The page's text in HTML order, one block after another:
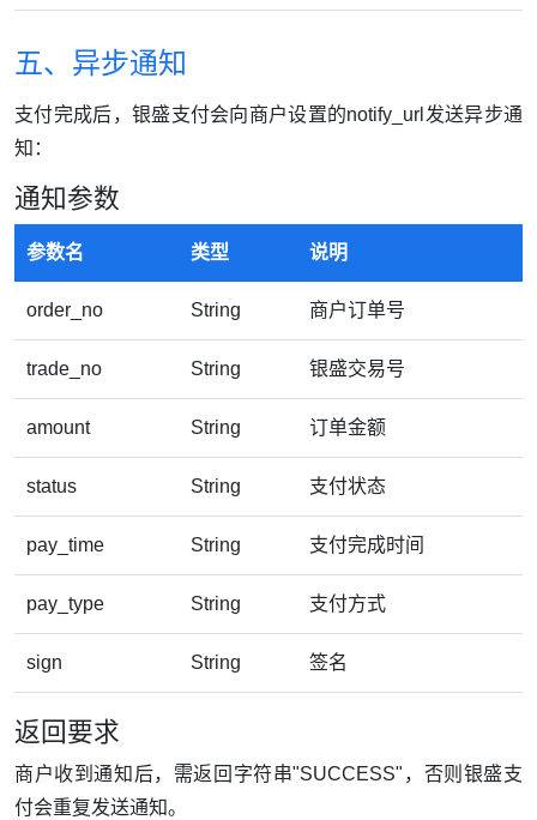
五、异步通知
支付完成后，银盛支付会向商户设置的notify_url发送异步通
知：
通知参数
参数名 类型 说明
order_no String 商户订单号
trade_no String 银盛交易号
amount String 订单金额
status String 支付状态
pay_time String 支付完成时间
pay_type String 支付方式
sign String 签名
返回要求
商户收到通知后，需返回字符串"SUCCESS"，否则银盛支
付会重复发送通知。